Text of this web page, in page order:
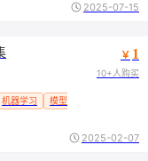
2025-07-15
机器学习 模型训练
￥ 1
10+人购买
2025-02-07